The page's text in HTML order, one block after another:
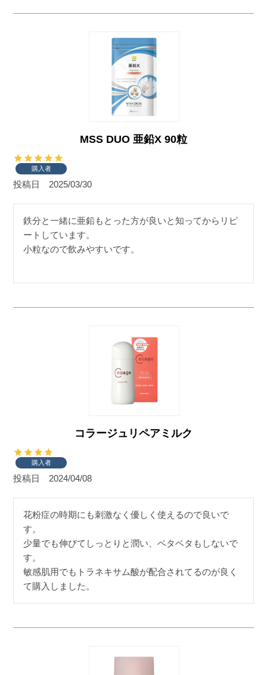
MSS DUO 亜鉛X 90粒
購入者
投稿日 2025/03/30
鉄分と一緒に亜鉛もとった方が良いと知ってからリピ
ートしています。
小粒なので飲みやすいです。
コラージュリペアミルク
購入者
投稿日 2024/04/08
花粉症の時期にも刺激なく優しく使えるので良いで
す。
少量でも伸びてしっとりと潤い、ベタベタもしないで
す。
敏感肌用でもトラネキサム酸が配合されてるのが良く
て購入しました。